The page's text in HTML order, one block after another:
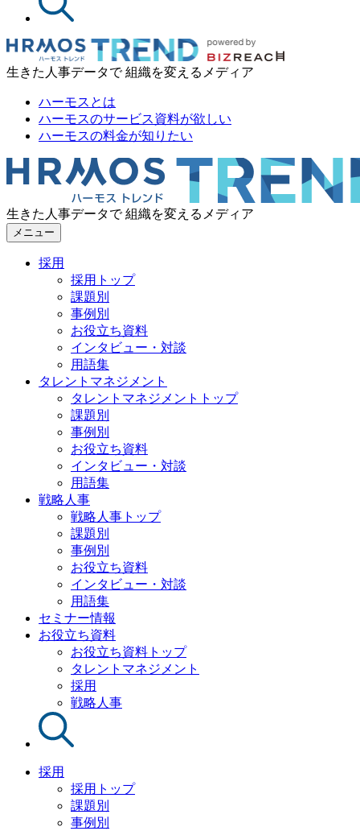
生きた人事データで 組織を変えるメディア
ハーモスとは
ハーモスのサービス資料が欲しい
ハーモスの料金が知りたい
生きた人事データで 組織を変えるメディア
メニュー
採用
採用トップ
課題別
事例別
お役立ち資料
インタビュー・対談
用語集
タレントマネジメント
タレントマネジメントトップ
課題別
事例別
お役立ち資料
インタビュー・対談
用語集
戦略人事
戦略人事トップ
課題別
事例別
お役立ち資料
インタビュー・対談
用語集
セミナー情報
お役立ち資料
お役立ち資料トップ
タレントマネジメント
採用
戦略人事
採用
採用トップ
課題別
事例別